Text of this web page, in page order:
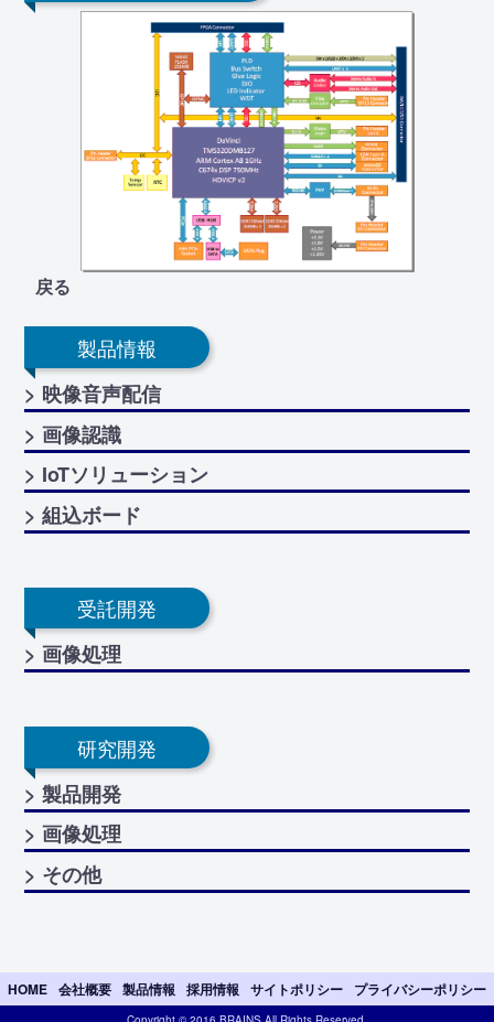
戻る
製品情報
> 映像音声配信
> 画像認識
> IoTソリューション
> 組込ボード
受託開発
> 画像処理
研究開発
> 製品開発
> 画像処理
> その他
HOME 会社概要 製品情報 採用情報 サイトポリシー プライバシーポリシー